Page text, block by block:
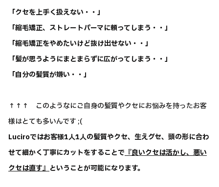
「クセを上手く扱えない・・」
「縮毛矯正、ストレートパーマに頼ってしまう・・」
「縮毛矯正をやめたいけど抜け出せない・・」
「髪が思うようにまとまらずに広がってしまう・・」
「自分の髪質が嫌い・・」
↑↑↑ このようなにご自身の髪質やクセにお悩みを持ったお客
様はとても多いんです ;(
Luciroではお客様1人1人の髪質やクセ、生えグセ、頭の形に合わ
せて細かく丁寧にカットをすることで『良いクセは活かし、悪い
クセは直す』ということが可能になります。